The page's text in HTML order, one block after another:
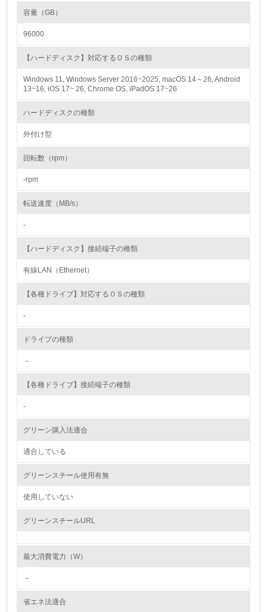
かしている
従業員が環境方針に基づいて自分の業務の中で行うべき環
→ 導入している規格名
8.
第三者認証を取得している
油、ガス）の使用量削減の取り組みを行っている
<L2> 資源とエネルギーの使用量の把握をし、具体的な削
環境配慮型製品・サービスの製造・販売
行っている
容量（GB）
96000
【ハードディスク】対応するＯＳの種類
Windows 11, Windows Server 2016~2025, macOS 14～26, Android
13~16, iOS 17~ 26, Chrome OS, iPadOS 17~26
ハードディスクの種類
外付け型
回転数（rpm）
-rpm
転送速度（MB/s）
-
【ハードディスク】接続端子の種類
有線LAN（Ethernet）
【各種ドライブ】対応するＯＳの種類
-
ドライブの種類
－
【各種ドライブ】接続端子の種類
-
グリーン購入法適合
適合している
グリーンスチール使用有無
使用していない
グリーンスチールURL
最大消費電力（W）
－
省エネ法適合